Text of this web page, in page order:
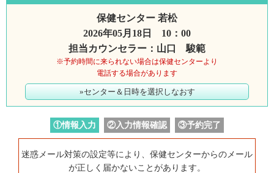
保健センター 若松
2026年05月18日 10：00
担当カウンセラー：山口 駿範
※予約時間に来られない場合は保健センターより
電話する場合があります
»センター＆日時を選択しなおす
①情報入力 ②入力情報確認 ③予約完了
迷惑メール対策の設定等により、保健センターからのメール
が正しく届かないことがあります。